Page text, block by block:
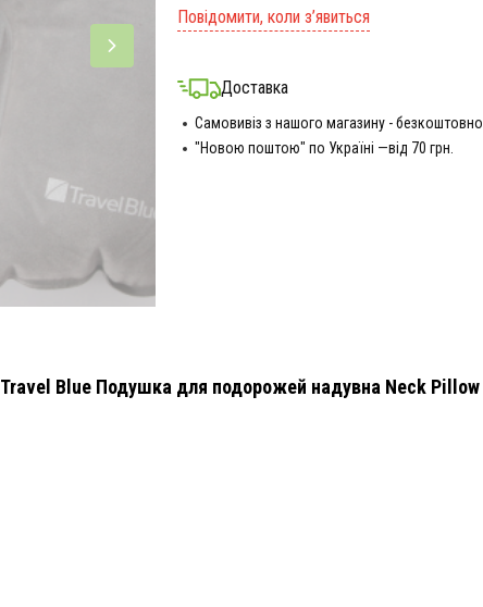
Повідомити, коли з’явиться
Доставка
Самовивіз з нашого магазину - безкоштовно.
"Новою поштою" по Україні —від 70 грн.
Travel Blue Подушка для подорожей надувна Neck Pillow